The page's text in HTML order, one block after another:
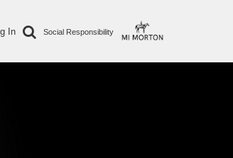
In Social Responsibility